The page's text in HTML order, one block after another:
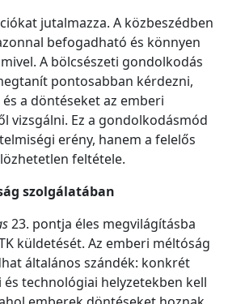
jutalmazza. A közbeszédben
befogadható és könnyen
A bölcsészeti gondolkodás
pontosabban kérdezni,
a döntéseket az emberi
vizsgálni. Ez a gondolkodásmód
erény, hanem a felelős
feltétele.
szolgálatában
23. pontja éles megvilágításba
küldetését. Az emberi méltóság
általános szándék: konkrét
technológiai helyzetekben kell